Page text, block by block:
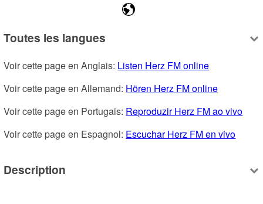
Toutes les langues
Voir cette page en Anglais: Listen Herz FM online
Voir cette page en Allemand: Hören Herz FM online
Voir cette page en Portugais: Reproduzir Herz FM ao vivo
Voir cette page en Espagnol: Escuchar Herz FM en vivo
Description